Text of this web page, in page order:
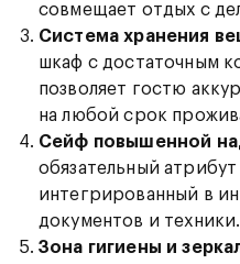
совмещает отдых с
Система хранения
шкаф с достаточным
позволяет гостю
на любой срок
Сейф повышенной
обязательный
интегрированный в
документов и техники.
Зона гигиены и